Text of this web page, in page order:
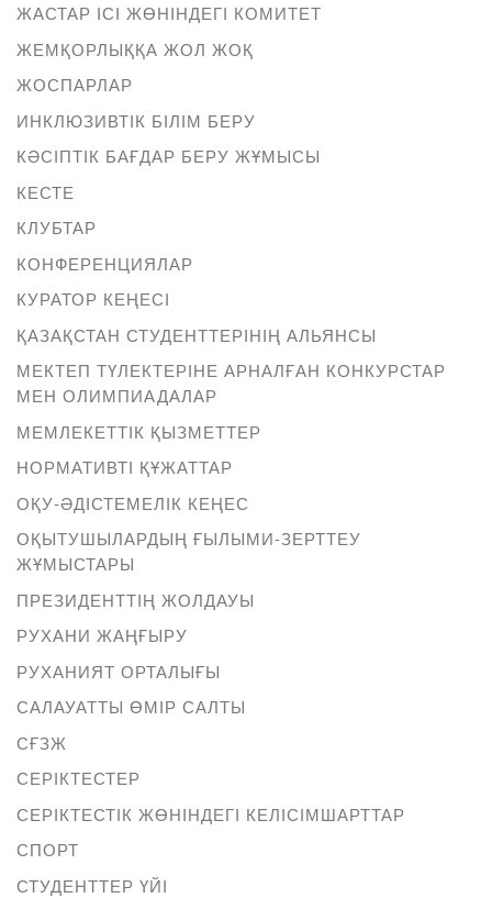
ЖАСТАР ІСІ ЖӨНІНДЕГІ КОМИТЕТ
ЖЕМҚОРЛЫҚҚА ЖОЛ ЖОҚ
ЖОСПАРЛАР
ИНКЛЮЗИВТІК БІЛІМ БЕРУ
КӘСІПТІК БАҒДАР БЕРУ ЖҰМЫСЫ
КЕСТЕ
КЛУБТАР
КОНФЕРЕНЦИЯЛАР
КУРАТОР КЕҢЕСІ
ҚАЗАҚСТАН СТУДЕНТТЕРІНІҢ АЛЬЯНСЫ
МЕКТЕП ТҮЛЕКТЕРІНЕ АРНАЛҒАН КОНКУРСТАР
МЕН ОЛИМПИАДАЛАР
МЕМЛЕКЕТТІК ҚЫЗМЕТТЕР
НОРМАТИВТІ ҚҰЖАТТАР
ОҚУ-ӘДІСТЕМЕЛІК КЕҢЕС
ОҚЫТУШЫЛАРДЫҢ ҒЫЛЫМИ-ЗЕРТТЕУ
ЖҰМЫСТАРЫ
ПРЕЗИДЕНТТІҢ ЖОЛДАУЫ
РУХАНИ ЖАҢҒЫРУ
РУХАНИЯТ ОРТАЛЫҒЫ
САЛАУАТТЫ ӨМІР САЛТЫ
СҒЗЖ
СЕРІКТЕСТЕР
СЕРІКТЕСТІК ЖӨНІНДЕГІ КЕЛІСІМШАРТТАР
СПОРТ
СТУДЕНТТЕР ҮЙІ